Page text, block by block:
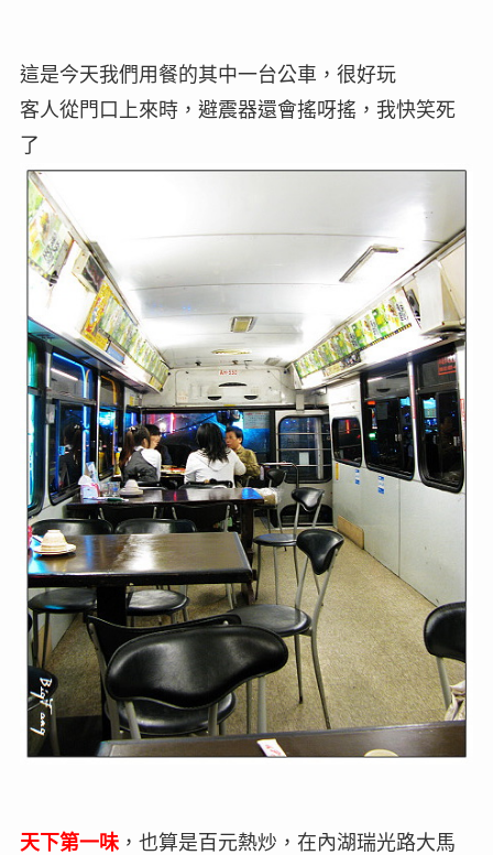
這是今天我們用餐的其中一台公車，很好玩
客人從門口上來時，避震器還會搖呀搖，我快笑死
了
天下第一味，也算是百元熱炒，在內湖瑞光路大馬